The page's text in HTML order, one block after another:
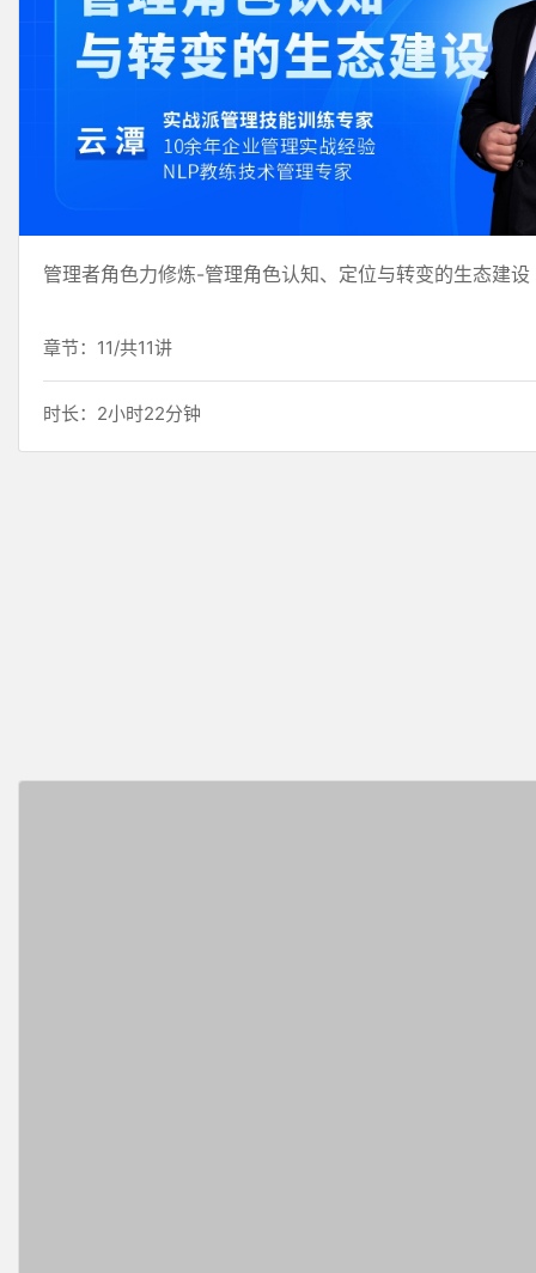
管理者角色力修炼-管理角色认知、定位与转变的生态建设
章节：11/共11讲
时长：2小时22分钟